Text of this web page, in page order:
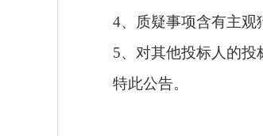
4、质疑事项含有主观
5、对其他投标人的投
特此公告。